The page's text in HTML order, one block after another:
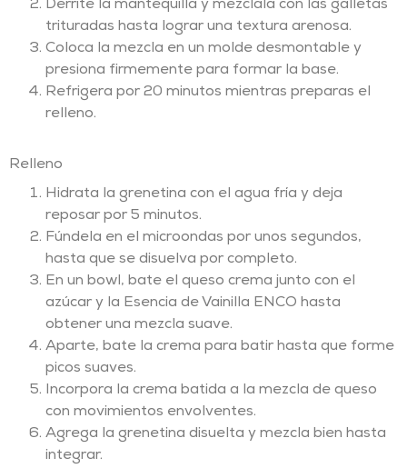
Derrite la mantequilla y mézclala con las galletas
trituradas hasta lograr una textura arenosa.
Coloca la mezcla en un molde desmontable y
presiona firmemente para formar la base.
Refrigera por 20 minutos mientras preparas el
relleno.
Relleno
Hidrata la grenetina con el agua fría y deja
reposar por 5 minutos.
Fúndela en el microondas por unos segundos,
hasta que se disuelva por completo.
En un bowl, bate el queso crema junto con el
azúcar y la Esencia de Vainilla ENCO hasta
obtener una mezcla suave.
Aparte, bate la crema para batir hasta que forme
picos suaves.
Incorpora la crema batida a la mezcla de queso
con movimientos envolventes.
Agrega la grenetina disuelta y mezcla bien hasta
integrar.